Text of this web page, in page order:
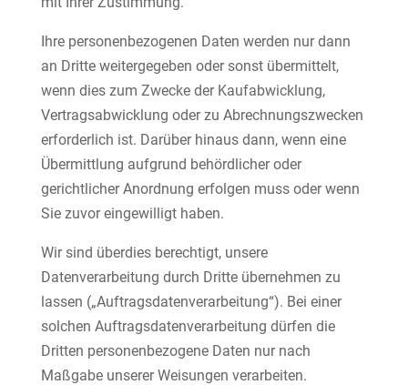
Ihre personenbezogenen Daten werden nur dann
an Dritte weitergegeben oder sonst übermittelt,
wenn dies zum Zwecke der Kaufabwicklung,
Vertragsabwicklung oder zu Abrechnungszwecken
erforderlich ist. Darüber hinaus dann, wenn eine
Übermittlung aufgrund behördlicher oder
gerichtlicher Anordnung erfolgen muss oder wenn
Sie zuvor eingewilligt haben.
Wir sind überdies berechtigt, unsere
Datenverarbeitung durch Dritte übernehmen zu
lassen („Auftragsdatenverarbeitung“). Bei einer
solchen Auftragsdatenverarbeitung dürfen die
Dritten personenbezogene Daten nur nach
Maßgabe unserer Weisungen verarbeiten.